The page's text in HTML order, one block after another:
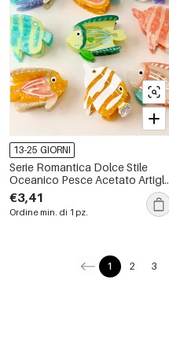
13-25 GIORNI
Serie Romantica Dolce Stile
Oceanico Pesce Acetato Artigli
per Capelli da Donna
€3,41
Ordine min. di 1 pz.
1 2 3